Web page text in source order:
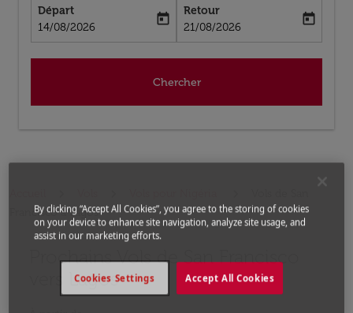
Départ
fc-booking-departure-date-aria-label
14/08/2026
today
Retour
fc-booking-return-date-aria-label
21/08/2026
today
Chercher
Francisco a Lagos
Prochains Vols de San Francisco
vers Lagos
By clicking “Accept All Cookies”, you agree to the storing of cookies
on your device to enhance site navigation, analyze site usage, and
assist in our marketing efforts.
Accept All Cookies
Cookies Settings